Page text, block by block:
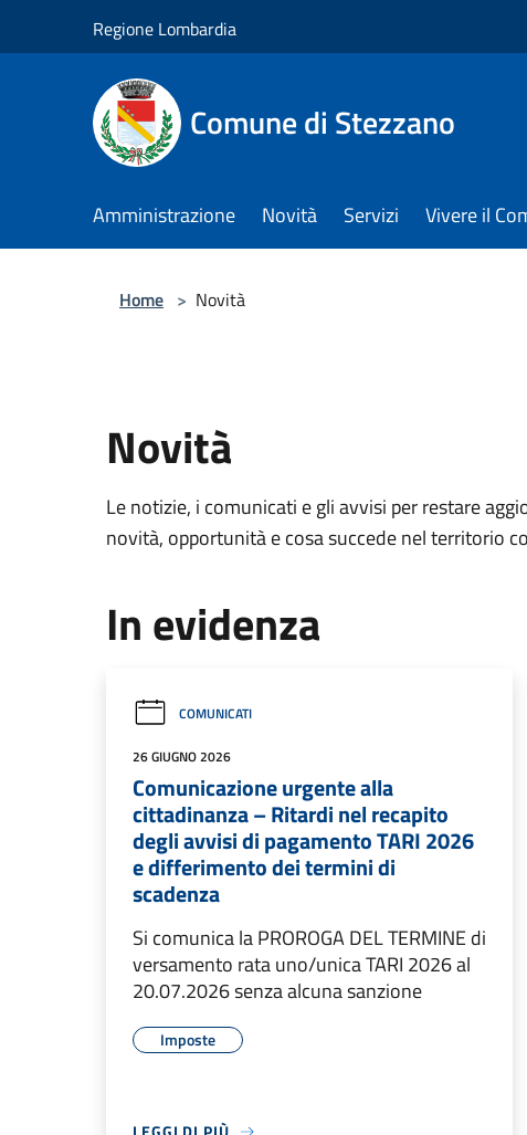
Regione Lombardia
Comune di Stezzano
Amministrazione Novità Servizi Vivere il
Home > Novità
Novità
Le notizie, i comunicati e gli avvisi per restare
novità, opportunità e cosa succede nel territorio
In evidenza
COMUNICATI
26 GIUGNO 2026
Comunicazione urgente alla
cittadinanza – Ritardi nel recapito
degli avvisi di pagamento TARI 2026
e differimento dei termini di
scadenza
Si comunica la PROROGA DEL TERMINE di
versamento rata uno/unica TARI 2026 al
20.07.2026 senza alcuna sanzione
Imposte